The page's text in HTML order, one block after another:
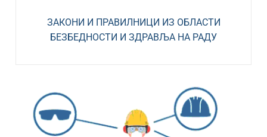
ЗАКОНИ И ПРАВИЛНИЦИ ИЗ ОБЛАСТИ
БЕЗБЕДНОСТИ И ЗДРАВЉА НА РАДУ